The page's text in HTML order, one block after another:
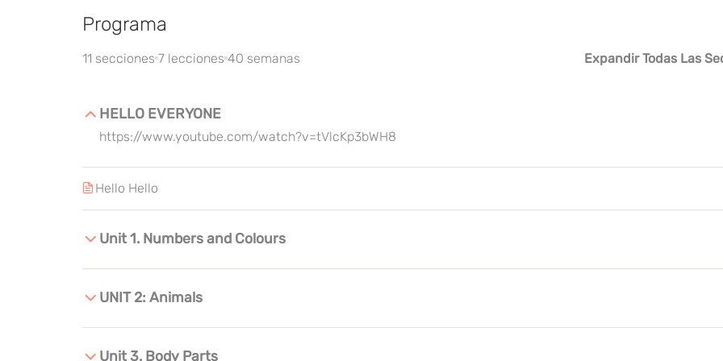
Programa
11 secciones 7 lecciones 40 semanas Expandir Todas Las
HELLO EVERYONE
https://www.youtube.com/watch?v=tVlcKp3bWH8
Hello Hello
Unit 1. Numbers and Colours
UNIT 2: Animals
Unit 3. Body Parts